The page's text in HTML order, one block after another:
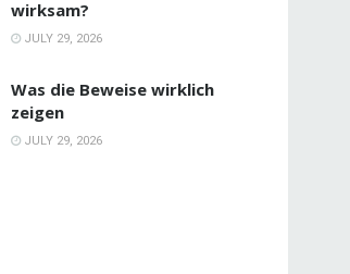
wirksam?
JULY 29, 2026
Was die Beweise wirklich
zeigen
JULY 29, 2026